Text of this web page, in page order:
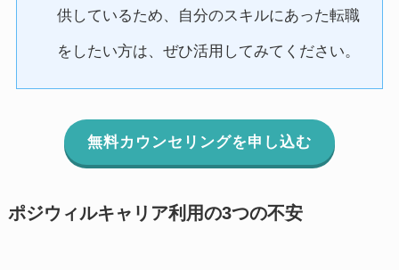
供しているため、自分のスキルにあった転職
をしたい方は、ぜひ活用してみてください。
無料カウンセリングを申し込む
ポジウィルキャリア利用の3つの不安